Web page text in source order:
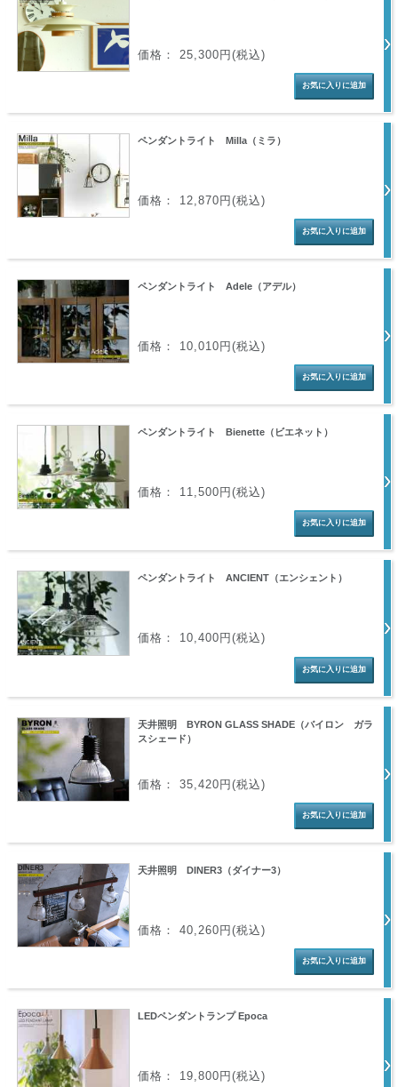
価格： 25,300円(税込)
ペンダントライト Milla（ミラ）
価格： 12,870円(税込)
ペンダントライト Adele（アデル）
価格： 10,010円(税込)
ペンダントライト Bienette（ビエネット）
価格： 11,500円(税込)
ペンダントライト ANCIENT（エンシェント）
価格： 10,400円(税込)
天井照明 BYRON GLASS SHADE（バイロン ガラ
スシェード）
価格： 35,420円(税込)
天井照明 DINER3（ダイナー3）
価格： 40,260円(税込)
LEDペンダントランプ Epoca
価格： 19,800円(税込)